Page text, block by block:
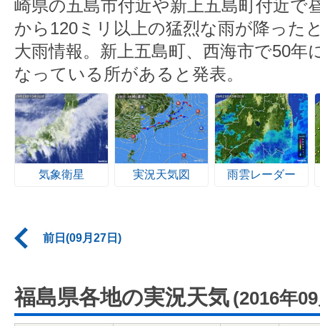
崎県の五島市付近や新上五島町付近で
から120ミリ以上の猛烈な雨が降った
大雨情報。新上五島町、西海市で50年
なっている所があると発表。
気象衛星 実況天気図 雨雲レーダー
前日(09月27日)
福島県各地の実況天気 (2016年